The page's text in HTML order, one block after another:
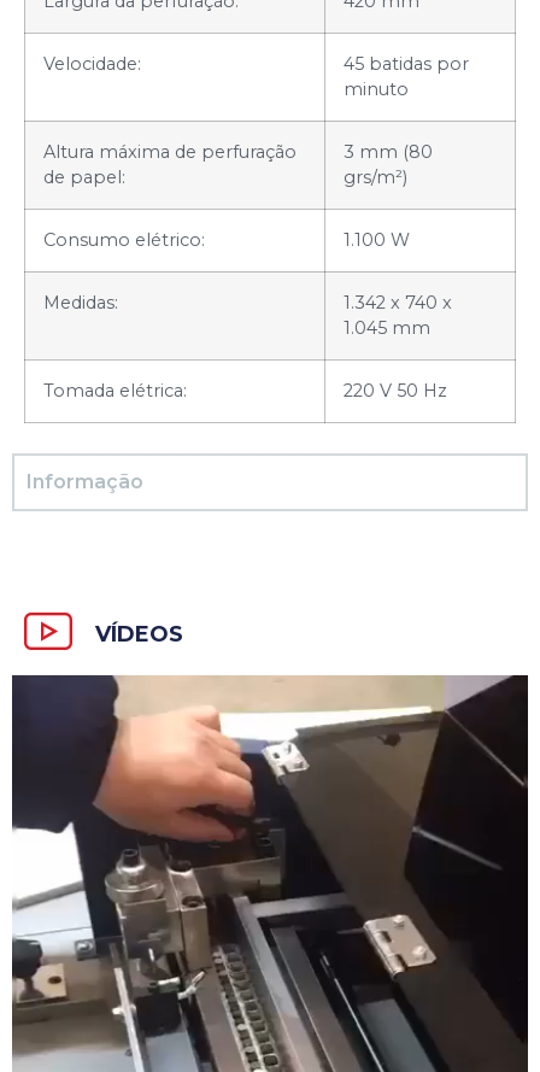
Velocidade:
45 batidas por
minuto
Altura máxima de perfuração
de papel:
3 mm (80
grs/m²)
Consumo elétrico: 1.100 W
Medidas:
1.342 x 740 x
1.045 mm
Tomada elétrica: 220 V 50 Hz
Informação
VÍDEOS